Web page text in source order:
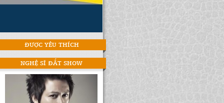
ĐƯỢC YÊU THÍCH
NGHỆ SĨ ĐẮT SHOW